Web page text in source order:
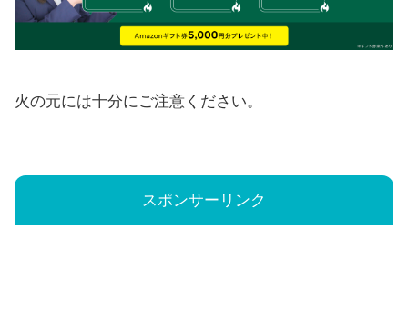
火の元には十分にご注意ください。
スポンサーリンク